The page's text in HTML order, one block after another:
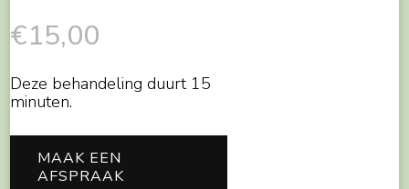
€15,00
Deze behandeling duurt 15
minuten.
MAAK EEN
AFSPRAAK